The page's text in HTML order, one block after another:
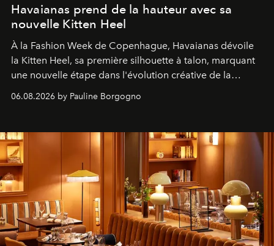
Havaianas prend de la hauteur avec sa
nouvelle Kitten Heel
À la Fashion Week de Copenhague, Havaianas dévoile
la Kitten Heel, sa première silhouette à talon, marquant
une nouvelle étape dans l'évolution créative de la
06.08.2026 by Pauline Borgogno